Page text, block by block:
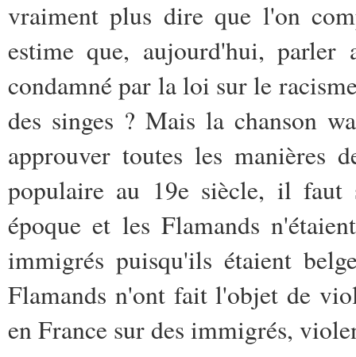
vraiment plus dire que l'on
estime que, aujourd'hui, parler
condamné par la loi sur le
des singes ? Mais la chanson
approuver toutes les manières
populaire au 19e siècle, il faut
époque et les Flamands
immigrés puisqu'ils étaient
Flamands n'ont fait l'objet de
en France sur des immigrés,